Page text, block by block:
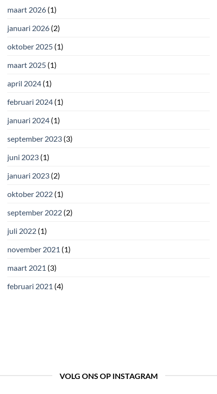
maart 2026 (1)
januari 2026 (2)
oktober 2025 (1)
maart 2025 (1)
april 2024 (1)
februari 2024 (1)
januari 2024 (1)
september 2023 (3)
juni 2023 (1)
januari 2023 (2)
oktober 2022 (1)
september 2022 (2)
juli 2022 (1)
november 2021 (1)
maart 2021 (3)
februari 2021 (4)
VOLG ONS OP INSTAGRAM